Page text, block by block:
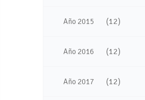
Año 2015 (12)
Año 2016 (12)
Año 2017 (12)